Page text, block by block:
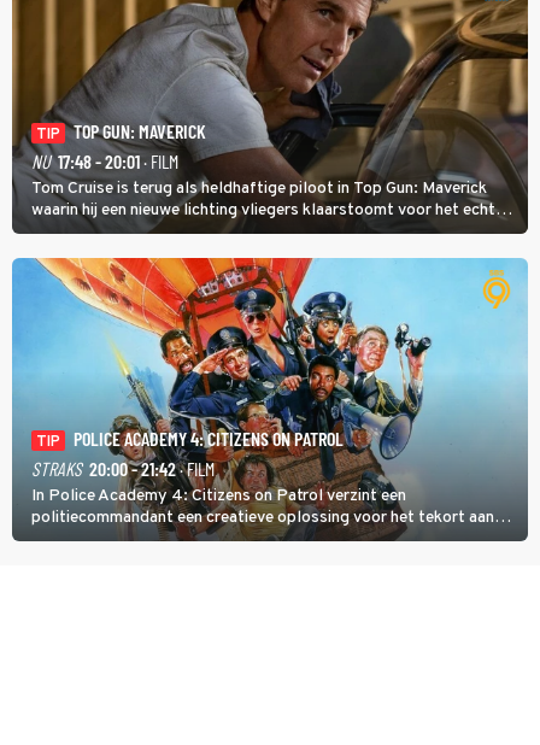
TIP
TOP GUN: MAVERICK
NU 17:48 - 20:01· FILM
Tom Cruise is terug als heldhaftige piloot in Top Gun: Maverick
waarin hij een nieuwe lichting vliegers klaarstoomt voor het echte
werk.
TIP
POLICE ACADEMY 4: CITIZENS ON PATROL
STRAKS 20:00 - 21:42· FILM
In Police Academy 4: Citizens on Patrol verzint een
politiecommandant een creatieve oplossing voor het tekort aan
agenten.